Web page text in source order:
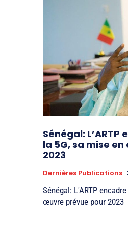
Sénégal:
la 5G, sa mise
2023
Dernières Publications
Sénégal: L'ARTP
œuvre prévue pour 2023